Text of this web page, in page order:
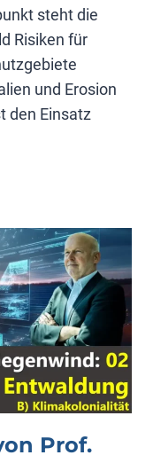
steht die
Risiken für
und Erosion
den Einsatz
Prof.